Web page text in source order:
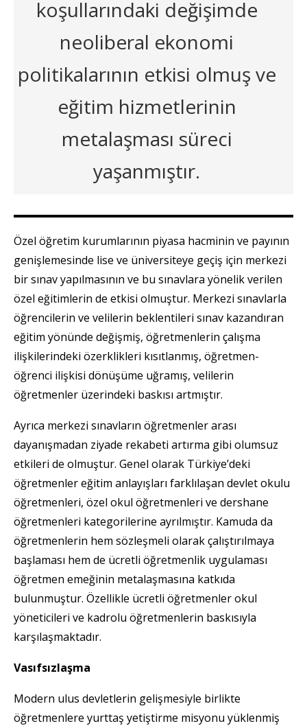
koşullarındaki değişimde
neoliberal ekonomi
politikalarının etkisi olmuş ve
eğitim hizmetlerinin
metalaşması süreci
yaşanmıştır.
Özel öğretim kurumlarının piyasa hacminin ve payının
genişlemesinde lise ve üniversiteye geçiş için merkezi
bir sınav yapılmasının ve bu sınavlara yönelik verilen
özel eğitimlerin de etkisi olmuştur. Merkezi sınavlarla
öğrencilerin ve velilerin beklentileri sınav kazandıran
eğitim yönünde değişmiş, öğretmenlerin çalışma
ilişkilerindeki özerklikleri kısıtlanmış, öğretmen-
öğrenci ilişkisi dönüşüme uğramış, velilerin
öğretmenler üzerindeki baskısı artmıştır.
Ayrıca merkezi sınavların öğretmenler arası
dayanışmadan ziyade rekabeti artırma gibi olumsuz
etkileri de olmuştur. Genel olarak Türkiye’deki
öğretmenler eğitim anlayışları farklılaşan devlet okulu
öğretmenleri, özel okul öğretmenleri ve dershane
öğretmenleri kategorilerine ayrılmıştır. Kamuda da
öğretmenlerin hem sözleşmeli olarak çalıştırılmaya
başlaması hem de ücretli öğretmenlik uygulaması
öğretmen emeğinin metalaşmasına katkıda
bulunmuştur. Özellikle ücretli öğretmenler okul
yöneticileri ve kadrolu öğretmenlerin baskısıyla
karşılaşmaktadır.
Vasıfsızlaşma
Modern ulus devletlerin gelişmesiyle birlikte
öğretmenlere yurttaş yetiştirme misyonu yüklenmiş